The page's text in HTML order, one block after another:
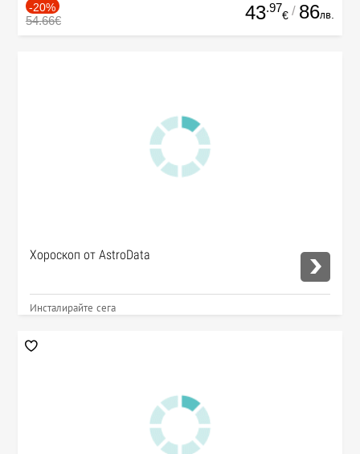
-20%
54.66€ 43.97
€ / 86лв.
Хороскоп от AstroData
Инсталирайте сега